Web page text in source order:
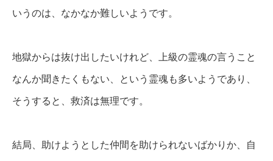
いうのは、なかなか難しいようです。
地獄からは抜け出したいけれど、上級の霊魂の言うこと
なんか聞きたくもない、という霊魂も多いようであり、
そうすると、救済は無理です。
結局、助けようとした仲間を助けられないばかりか、自